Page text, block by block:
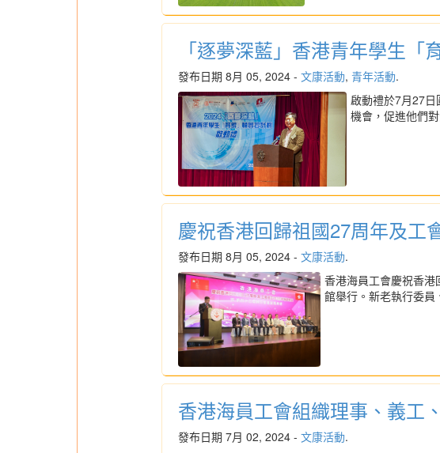
「逐夢深藍」香港青年學生
發布日期 8月 05, 2024 - 文康活動, 青年活動.
啟動禮於7月27
機會，促進他們
慶祝香港回歸祖國27周年及工
發布日期 8月 05, 2024 - 文康活動.
香港海員工會慶祝香
館舉行。新老執行委
香港海員工會組織理事、義工
發布日期 7月 02, 2024 - 文康活動.